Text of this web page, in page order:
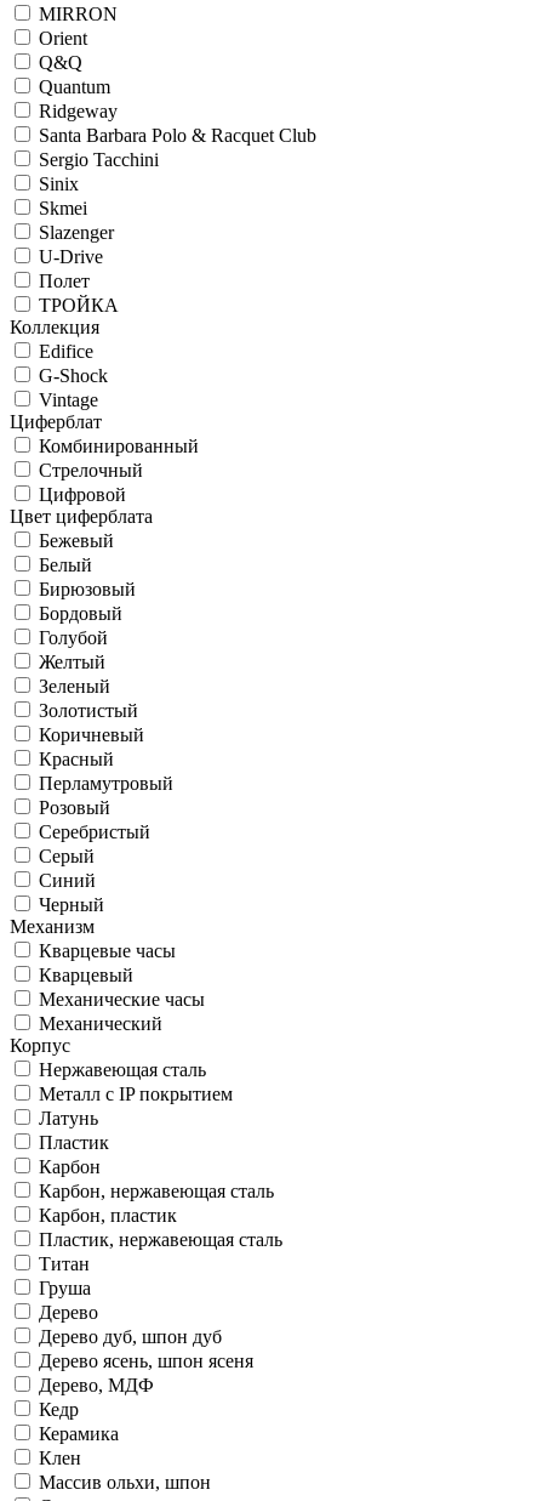
MIRRON
Orient
Q&Q
Quantum
Ridgeway
Santa Barbara Polo & Racquet Club
Sergio Tacchini
Sinix
Skmei
Slazenger
U-Drive
Полет
ТРОЙКА
Коллекция
Edifice
G-Shock
Vintage
Циферблат
Комбинированный
Стрелочный
Цифровой
Цвет циферблата
Бежевый
Белый
Бирюзовый
Бордовый
Голубой
Желтый
Зеленый
Золотистый
Коричневый
Красный
Перламутровый
Розовый
Серебристый
Серый
Синий
Черный
Механизм
Кварцевые часы
Кварцевый
Механические часы
Механический
Корпус
Нержавеющая сталь
Металл с IP покрытием
Латунь
Пластик
Карбон
Карбон, нержавеющая сталь
Карбон, пластик
Пластик, нержавеющая сталь
Титан
Груша
Дерево
Дерево дуб, шпон дуб
Дерево ясень, шпон ясеня
Дерево, МДФ
Кедр
Керамика
Клен
Массив ольхи, шпон